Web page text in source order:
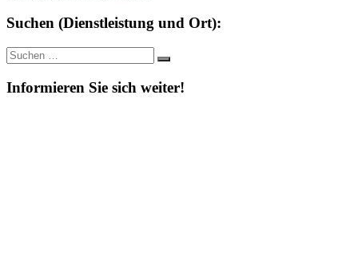
Suchen (Dienstleistung und Ort):
Suche
nach:
Suchen
Informieren Sie sich weiter!